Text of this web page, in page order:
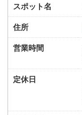
スポット名
住所
営業時間
定休日